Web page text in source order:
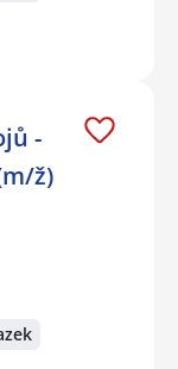
-
ž)